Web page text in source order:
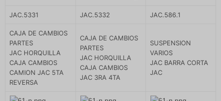
JAC.5331 JAC.5332 JAC.586.1
CAJA DE CAMBIOS
PARTES
JAC HORQUILLA
CAJA CAMBIOS
CAMION JAC 5TA
REVERSA
CAJA DE CAMBIOS
PARTES
JAC HORQUILLA
CAJA CAMBIOS
JAC 3RA 4TA
SUSPENSION
VARIOS
JAC BARRA CORTA
JAC